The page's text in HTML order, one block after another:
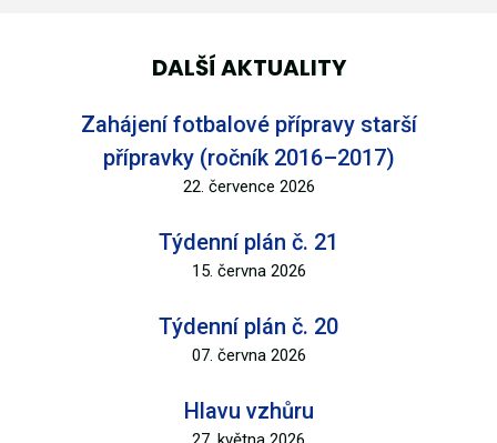
DALŠÍ AKTUALITY
Zahájení fotbalové přípravy starší
přípravky (ročník 2016–2017)
22. července 2026
Týdenní plán č. 21
15. června 2026
Týdenní plán č. 20
07. června 2026
Hlavu vzhůru